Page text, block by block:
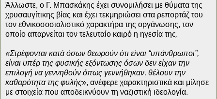
Άλλωστε, ο Γ. Μπασκάκης έχει συνομιλήσει με θύματα της
χρυσαυγίτικης βίας και έχει τεκμηριώσει στα ρεπορτάζ του
τον εθνικοσοσιαλιστικό χαρακτήρα της οργάνωσης, τον
οποίο απαρνείται τον τελευταίο καιρό η ηγεσία της.
«Στρέφονται κατά όσων θεωρούν ότι είναι “υπάνθρωποι”,
είναι υπέρ της φυσικής εξόντωσης όσων δεν είχαν την
επιλογή να γεννηθούν όπως γεννήθηκαν, θέλουν την
καθαρότητα της φυλής», ανέφερε χαρακτηριστικά και μίλησε
με στοιχεία που αποδεικνύουν τη ναζιστική ιδεολογία.